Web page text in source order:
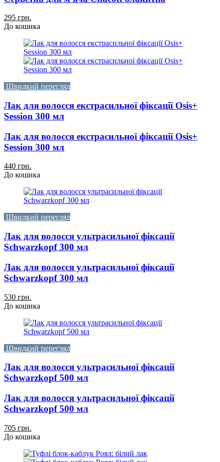
295 грн.
До кошика
Швидкий перегляд
Лак для волосся екстрасильної фіксації Osis+
Session 300 мл
Лак для волосся екстрасильної фіксації Osis+
Session 300 мл
440 грн.
До кошика
Швидкий перегляд
Лак для волосся ультрасильної фіксації
Schwarzkopf 300 мл
Лак для волосся ультрасильної фіксації
Schwarzkopf 300 мл
530 грн.
До кошика
Швидкий перегляд
Лак для волосся ультрасильної фіксації
Schwarzkopf 500 мл
Лак для волосся ультрасильної фіксації
Schwarzkopf 500 мл
705 грн.
До кошика